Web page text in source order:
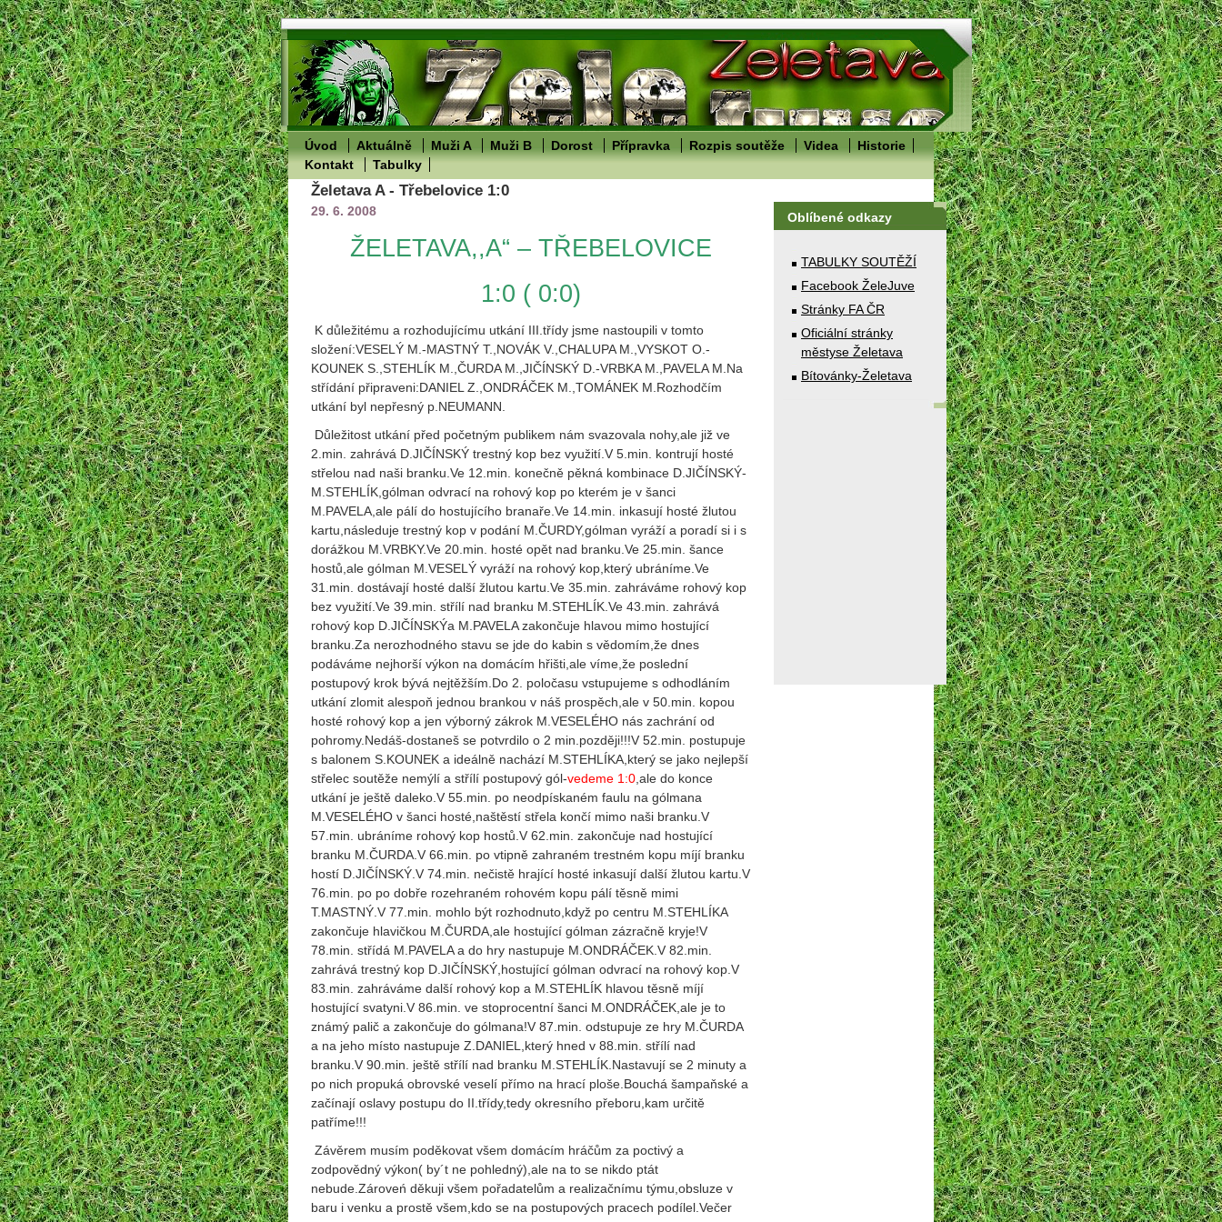
Úvod Aktuálně Muži A Muži B Dorost Přípravka Rozpis soutěže Videa
Historie
Kontakt
Tabulky
Oblíbené odkazy
TABULKY SOUTĚŽÍ
Facebook ŽeleJuve
Stránky FA ČR
Oficiální stránky
městyse Želetava
Bítovánky-Želetava
Želetava A - Třebelovice 1:0
29. 6. 2008
ŽELETAVA,,A“ – TŘEBELOVICE
1:0 ( 0:0)
K důležitému a rozhodujícímu utkání III.třídy jsme nastoupili v tomto
složení:VESELÝ M.-MASTNÝ T.,NOVÁK V.,CHALUPA M.,VYSKOT O.-
KOUNEK S.,STEHLÍK M.,ČURDA M.,JIČÍNSKÝ D.-VRBKA M.,PAVELA M.Na
střídání připraveni:DANIEL Z.,ONDRÁČEK M.,TOMÁNEK M.Rozhodčím
utkání byl nepřesný p.NEUMANN.
Důležitost utkání před početným publikem nám svazovala nohy,ale již ve
2.min. zahrává D.JIČÍNSKÝ trestný kop bez využití.V 5.min. kontrují hosté
střelou nad naši branku.Ve 12.min. konečně pěkná kombinace D.JIČÍNSKÝ-
M.STEHLÍK,gólman odvrací na rohový kop po kterém je v šanci
M.PAVELA,ale pálí do hostujícího branaře.Ve 14.min. inkasují hosté žlutou
kartu,následuje trestný kop v podání M.ČURDY,gólman vyráží a poradí si i s
dorážkou M.VRBKY.Ve 20.min. hosté opět nad branku.Ve 25.min. šance
hostů,ale gólman M.VESELÝ vyráží na rohový kop,který ubráníme.Ve
31.min. dostávají hosté další žlutou kartu.Ve 35.min. zahráváme rohový kop
bez využití.Ve 39.min. střílí nad branku M.STEHLÍK.Ve 43.min. zahrává
rohový kop D.JIČÍNSKÝa M.PAVELA zakončuje hlavou mimo hostující
branku.Za nerozhodného stavu se jde do kabin s vědomím,že dnes
podáváme nejhorší výkon na domácím hřišti,ale víme,že poslední
postupový krok bývá nejtěžším.Do 2. poločasu vstupujeme s odhodláním
utkání zlomit alespoň jednou brankou v náš prospěch,ale v 50.min. kopou
hosté rohový kop a jen výborný zákrok M.VESELÉHO nás zachrání od
pohromy.Nedáš-dostaneš se potvrdilo o 2 min.později!!!V 52.min. postupuje
s balonem S.KOUNEK a ideálně nachází M.STEHLÍKA,který se jako nejlepší
střelec soutěže nemýlí a střílí postupový gól-vedeme 1:0 ,ale do konce
utkání je ještě daleko.V 55.min. po neodpískaném faulu na gólmana
M.VESELÉHO v šanci hosté,naštěstí střela končí mimo naši branku.V
57.min. ubráníme rohový kop hostů.V 62.min. zakončuje nad hostující
branku M.ČURDA.V 66.min. po vtipně zahraném trestném kopu míjí branku
hostí D.JIČÍNSKÝ.V 74.min. nečistě hrající hosté inkasují další žlutou kartu.V
76.min. po po dobře rozehraném rohovém kopu pálí těsně mimi
T.MASTNÝ.V 77.min. mohlo být rozhodnuto,když po centru M.STEHLÍKA
zakončuje hlavičkou M.ČURDA,ale hostující gólman zázračně kryje!V
78.min. střídá M.PAVELA a do hry nastupuje M.ONDRÁČEK.V 82.min.
zahrává trestný kop D.JIČÍNSKÝ,hostující gólman odvrací na rohový kop.V
83.min. zahráváme další rohový kop a M.STEHLÍK hlavou těsně míjí
hostující svatyni.V 86.min. ve stoprocentní šanci M.ONDRÁČEK,ale je to
známý palič a zakončuje do gólmana!V 87.min. odstupuje ze hry M.ČURDA
a na jeho místo nastupuje Z.DANIEL,který hned v 88.min. střílí nad
branku.V 90.min. ještě střílí nad branku M.STEHLÍK.Nastavují se 2 minuty a
po nich propuká obrovské veselí přímo na hrací ploše.Bouchá šampaňské a
začínají oslavy postupu do II.třídy,tedy okresního přeboru,kam určitě
patříme!!!
Závěrem musím poděkovat všem domácím hráčům za poctivý a
zodpovědný výkon( by´t ne pohledný),ale na to se nikdo ptát
nebude.Zároveń děkuji všem pořadatelům a realizačnímu týmu,obsluze v
baru i venku a prostě všem,kdo se na postupových pracech podílel.Večer